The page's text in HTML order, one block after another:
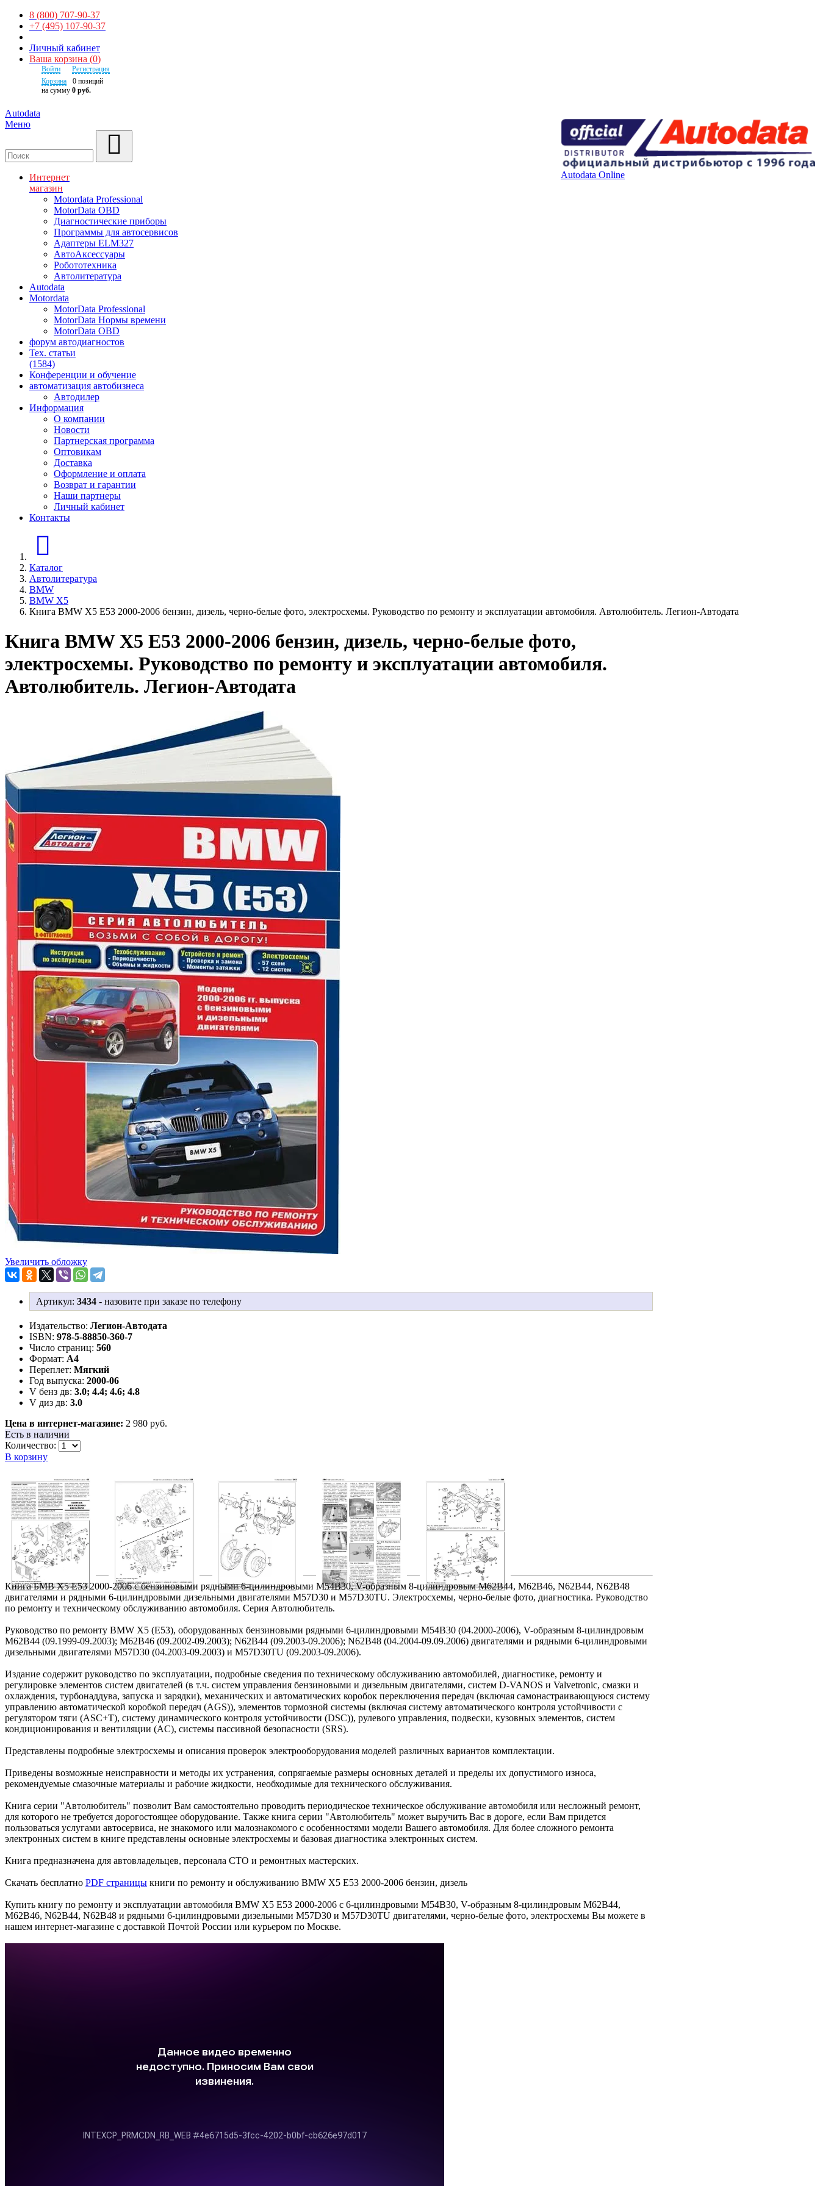
8 (800) 707-90-37
+7 (495) 107-90-37
Личный кабинет
Ваша корзина (0)
Войти
Регистрация
Корзина
0 позиций
на сумму 0 руб.
Autodata
Autodata Online
Меню
Интернет
магазин
Motordata Professional
MotorData OBD
Диагностические приборы
Программы для автосервисов
Адаптеры ELM327
АвтоАксессуары
Робототехника
Автолитература
Autodata
Motordata
MotorData Professional
MotorData Нормы времени
MotorData OBD
форум автодиагностов
Тех. статьи
(1584)
Конференции и обучение
автоматизация автобизнеса
Автодилер
Информация
О компании
Новости
Партнерская программа
Оптовикам
Доставка
Оформление и оплата
Возврат и гарантии
Наши партнеры
Личный кабинет
Контакты
Каталог
Автолитература
BMW
BMW X5
Книга BMW X5 E53 2000-2006 бензин, дизель, черно-белые фото, электросхемы. Руководство по ремонту и эксплуатации автомобиля. Автолюбитель. Легион-Aвтодата
Книга BMW X5 E53 2000-2006 бензин, дизель, черно-белые фото,
электросхемы. Руководство по ремонту и эксплуатации автомобиля.
Автолюбитель. Легион-Aвтодата
Увеличить обложку
Артикул: 3434 - назовите при заказе по телефону
Издательство: Легион-Aвтодата
ISBN: 978-5-88850-360-7
Число страниц: 560
Формат: А4
Переплет: Мягкий
Год выпуска: 2000-06
V бенз дв: 3.0; 4.4; 4.6; 4.8
V диз дв: 3.0
Цена в интернет-магазине: 2 980 руб.
Есть в наличии
Количество:
В корзину
Книга БМВ X5 E53 2000-2006 с бензиновыми рядными 6-цилиндровыми M54B30, V-образным 8-цилиндровым M62B44, M62B46, N62B44, N62B48
двигателями и рядными 6-цилиндровыми дизельными двигателями M57D30 и M57D30TU. Электросхемы, черно-белые фото, диагностика. Руководство
по ремонту и техническому обслуживанию автомобиля. Серия Автолюбитель.
Руководство по ремонту BMW X5 (E53), оборудованных бензиновыми рядными 6-цилиндровыми M54B30 (04.2000-2006), V-образным 8-цилиндровым
M62B44 (09.1999-09.2003); M62B46 (09.2002-09.2003); N62B44 (09.2003-09.2006); N62B48 (04.2004-09.09.2006) двигателями и рядными 6-цилиндровыми
дизельными двигателями M57D30 (04.2003-09.2003) и M57D30TU (09.2003-09.2006).
Издание содержит руководство по эксплуатации, подробные сведения по техническому обслуживанию автомобилей, диагностике, ремонту и
регулировке элементов систем двигателей (в т.ч. систем управления бензиновыми и дизельным двигателями, систем D-VANOS и Valvetronic, смазки и
охлаждения, турбонаддува, запуска и зарядки), механических и автоматических коробок переключения передач (включая самонастраивающуюся систему
управлению автоматической коробкой передач (AGS)), элементов тормозной системы (включая систему автоматического контроля устойчивости с
регулятором тяги (ASC+T), систему динамического контроля устойчивости (DSC)), рулевого управления, подвески, кузовных элементов, систем
кондиционирования и вентиляции (AC), системы пассивной безопасности (SRS).
Представлены подробные электросхемы и описания проверок электрооборудования моделей различных вариантов комплектации.
Приведены возможные неисправности и методы их устранения, сопрягаемые размеры основных деталей и пределы их допустимого износа,
рекомендуемые смазочные материалы и рабочие жидкости, необходимые для технического обслуживания.
Книга серии "Автолюбитель" позволит Вам самостоятельно проводить периодическое техническое обслуживание автомобиля или несложный ремонт,
для которого не требуется дорогостоящее оборудование. Также книга серии "Автолюбитель" может выручить Вас в дороге, если Вам придется
пользоваться услугами автосервиса, не знакомого или малознакомого с особенностями модели Вашего автомобиля. Для более сложного ремонта
электронных систем в книге представлены основные электросхемы и базовая диагностика электронных систем.
Книга предназначена для автовладельцев, персонала СТО и ремонтных мастерских.
Скачать бесплатно PDF страницы книги по ремонту и обслуживанию BMW X5 E53 2000-2006 бензин, дизель
Купить книгу по ремонту и эксплуатации автомобиля BMW X5 E53 2000-2006 с 6-цилиндровыми M54B30, V-образным 8-цилиндровым M62B44,
M62B46, N62B44, N62B48 и рядными 6-цилиндровыми дизельными M57D30 и M57D30TU двигателями, черно-белые фото, электросхемы Вы можете в
нашем интернет-магазине с доставкой Почтой России или курьером по Москве.